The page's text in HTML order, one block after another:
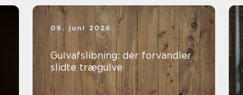
09. juni 2026
Gulvafslibning: der forvandler
slidte trægulve